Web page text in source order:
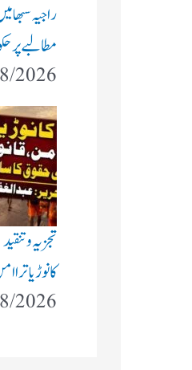
راجیہ سبھا
مطالبے پر
2026
تجزیہ و تنقید
کانوڑ
2026